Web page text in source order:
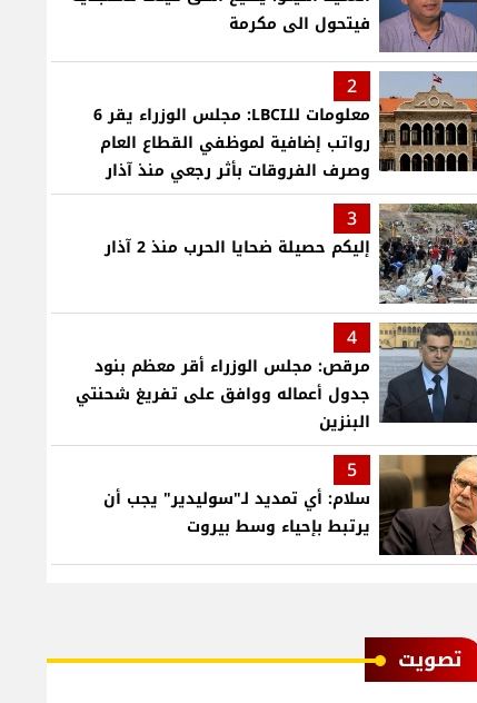
فيتحول الى مكرمة
2
معلومات للـLBCI: مجلس الوزراء يقر 6
رواتب إضافية لموظفي القطاع العام
وصرف الفروقات بأثر رجعي منذ آذار
3
إليكم حصيلة ضحايا الحرب منذ 2 آذار
4
مرقص: مجلس الوزراء أقر معظم بنود
جدول أعماله ووافق على تفريغ شحنتي
البنزين
5
سلام: أي تمديد لـ"سوليدير" يجب أن
يرتبط بإحياء وسط بيروت
ﺗﺼﻮﻳﺖ